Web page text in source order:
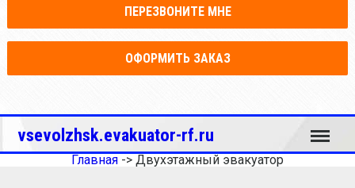
ПЕРЕЗВОНИТЕ МНЕ
ОФОРМИТЬ ЗАКАЗ
vsevolzhsk.evakuator-rf.ru Меню
Главная -> Двухэтажный эвакуатор